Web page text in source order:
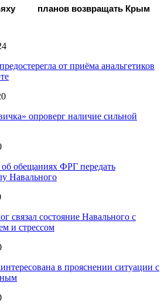
планов возвращать Крым
от приёма анальгетиков
опроверг наличие сильной
об обещаниях ФРГ передать
Навального
связал состояние Навального с
и стрессом
в прояснении ситуации с